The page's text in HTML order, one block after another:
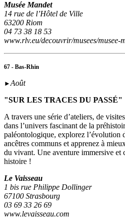
Musée Mandet
14 rue de l’Hôtel de Ville
63200 Riom
04 73 38 18 53
www.rlv.eu/decouvrir/musees/musee-
67 - Bas-Rhin
►Août
"SUR LES TRACES DU PASSÉ"
A travers une série d’ateliers, de
dans l’univers fascinant de la
paléontologique, explorez l’évolution
ancêtres communs et apprenez à
du vivant. Une aventure immersive et
histoire !
Le Vaisseau
1 bis rue Philippe Dollinger
67100 Strasbourg
03 69 33 26 69
www.levaisseau.com